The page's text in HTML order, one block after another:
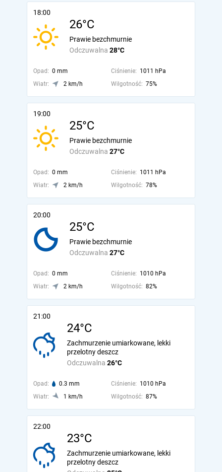
18:00
26°C
Odczuwalna 28°C
Prawie bezchmurnie
Opad: 0 mm Ciśnienie: 1011 hPa
Wiatr:
2 km/h Wilgotność: 75%
19:00
25°C
Odczuwalna 27°C
Prawie bezchmurnie
Opad: 0 mm Ciśnienie: 1011 hPa
Wiatr:
2 km/h Wilgotność: 78%
20:00
25°C
Odczuwalna 27°C
Prawie bezchmurnie
Opad: 0 mm Ciśnienie: 1010 hPa
Wiatr:
2 km/h Wilgotność: 82%
21:00
24°C
Odczuwalna 26°C
Zachmurzenie umiarkowane, lekki
przelotny deszcz
Opad: 0.3 mm Ciśnienie: 1010 hPa
Wiatr:
1 km/h Wilgotność: 87%
22:00
23°C
Zachmurzenie umiarkowane, lekki
przelotny deszcz